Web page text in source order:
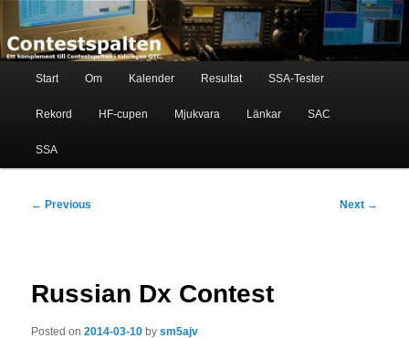
primary
content
Contestspalten
Ett komplement till contestspalten i tidningen QTC
Start Om Kalender Resultat SSA-Tester
Rekord HF-cupen Mjukvara Länkar SAC
SSA
Post
← Previous Next →
Russian Dx Contest
Posted on2014-03-10 bysm5ajv